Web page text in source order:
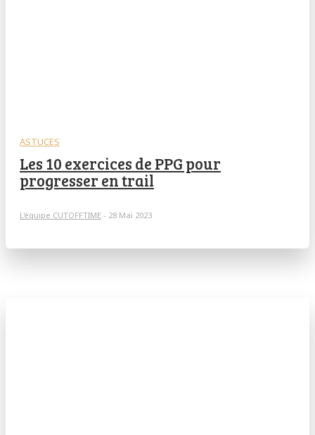
ASTUCES
Les 10 exercices de PPG pour
progresser en trail
L'équipe CUTOFFTIME - 28 Mai 2023